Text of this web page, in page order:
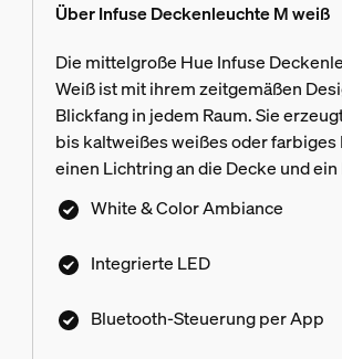
Über Infuse Deckenleuchte M weiß
Die mittelgroße Hue Infuse
Weiß ist mit ihrem zeitgemäßen
Blickfang in jedem Raum. Sie
bis kaltweißes weißes oder farbiges
einen Lichtring an die Decke und
Licht nach unten wirft.
White & Color Ambiance
Integrierte LED
Bluetooth-Steuerung per App